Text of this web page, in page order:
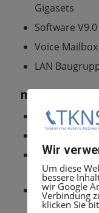
Gigasets
Software
Voice
LAN
max Ausbau
Octopus
der Bertrieb
Teilnehmern
als reines IP-
Teilnehmer
Wir
Um diese
bessere
wir Google
Verbindung
klicken Sie